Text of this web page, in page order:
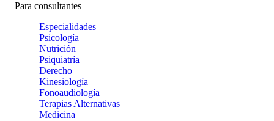
Para consultantes
Especialidades
Psicología
Nutrición
Psiquiatría
Derecho
Kinesiología
Fonoaudiología
Terapias Alternativas
Medicina